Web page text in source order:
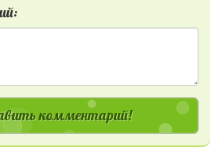
комментарий!